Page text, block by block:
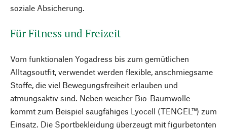
soziale Absicherung.
Für Fitness und Freizeit
Vom funktionalen Yogadress bis zum gemütlichen
Alltagsoutfit, verwendet werden flexible, anschmiegsame
Stoffe, die viel Bewegungsfreiheit erlauben und
atmungsaktiv sind. Neben weicher Bio-Baumwolle
kommt zum Beispiel saugfähiges Lyocell (TENCEL™) zum
Einsatz. Die Sportbekleidung überzeugt mit figurbetonten